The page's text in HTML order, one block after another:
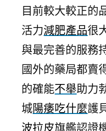
目前較大較正的
活力減肥產品很
與最完善的服務
國外的藥局都賣
的確能不舉助力
城陽痿吃什麼護
波拉皮旗艦認證